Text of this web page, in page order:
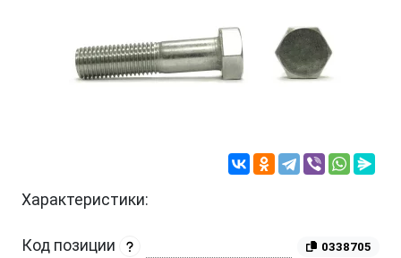
Характеристики:
Код позиции 0338705